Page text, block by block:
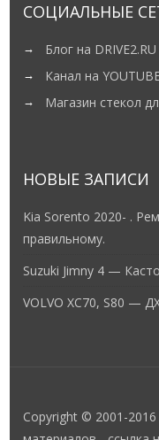
СОЦИАЛЬНЫЕ
Блог на DRIVE2.RU
Канал на
Магазин стекол
НОВЫЕ ЗАПИСИ
Kia Sorento 2020- .
правильному.
Suzuki Jimny 4 —
VOLVO XC70, S80 —
Copyright © 2001-